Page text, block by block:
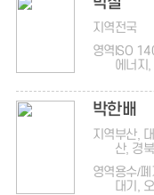
지역전국
영역 ISO
에너지,
1, ISO
45001,
건, 안
지배구
배구조,
박한배
지역부산,
산, 경
영역용수/
대기,